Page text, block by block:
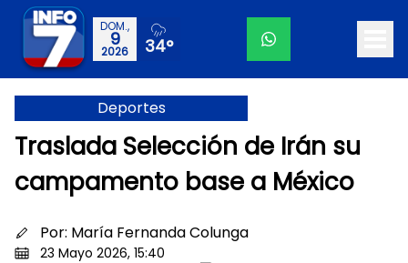
DOM.,
9
2026 34°
Deportes
Traslada Selección de Irán su
campamento base a México
Por: María Fernanda Colunga
23 Mayo 2026, 15:40